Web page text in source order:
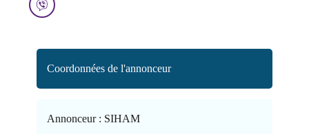
Coordonnées de l'annonceur
Annonceur : SIHAM